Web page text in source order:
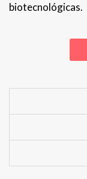
biotecnológicas.